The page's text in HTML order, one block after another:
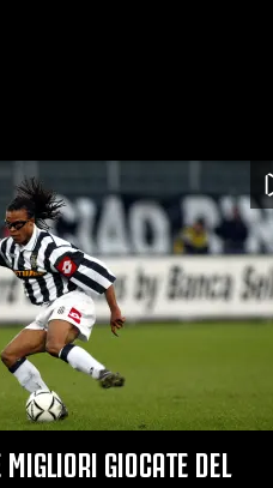
GIOCATE DEL